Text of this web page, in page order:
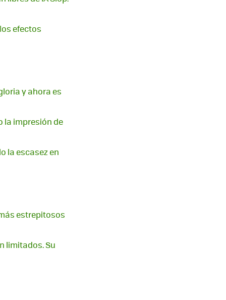
efectos
y ahora es
la impresión de
la escasez en
estrepitosos
limitados. Su